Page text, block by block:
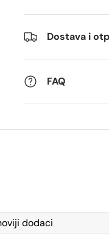
Dostava i
FAQ
dodaci